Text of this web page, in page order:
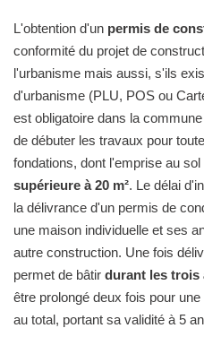
L'obtention d'un permis de
conformité du projet de
l'urbanisme mais aussi, s'ils
d'urbanisme (PLU, POS ou
est obligatoire dans la
de débuter les travaux pour
fondations, dont l'emprise au
supérieure à 20 m². Le délai
la délivrance d'un permis de
une maison individuelle et ses
autre construction. Une fois
permet de bâtir durant les trois
être prolongé deux fois pour
au total, portant sa validité à 5